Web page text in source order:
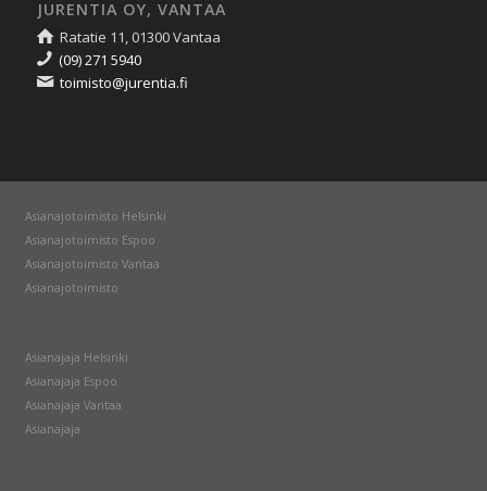
JURENTIA OY, VANTAA
Ratatie 11, 01300 Vantaa
(09) 271 5940
toimisto@jurentia.fi
Asianajotoimisto Helsinki
Asianajotoimisto Espoo
Asianajotoimisto Vantaa
Asianajotoimisto
Asianajaja Helsinki
Asianajaja Espoo
Asianajaja Vantaa
Asianajaja